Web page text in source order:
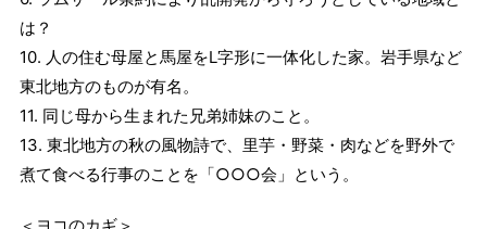
は？
10. 人の住む母屋と馬屋をL字形に一体化した家。岩手県など
東北地方のものが有名。
11. 同じ母から生まれた兄弟姉妹のこと。
13. 東北地方の秋の風物詩で、里芋・野菜・肉などを野外で
煮て食べる行事のことを「○○○会」という。